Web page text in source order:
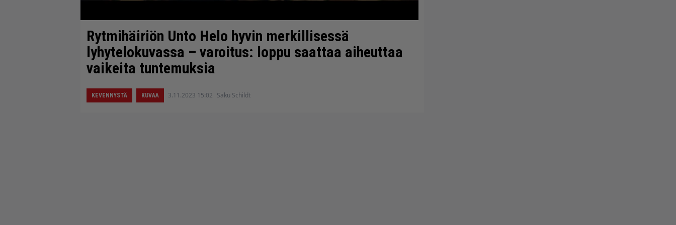
Rytmihäiriön Unto Helo hyvin merkillisessä
lyhytelokuvassa – varoitus: loppu saattaa aiheuttaa
vaikeita tuntemuksia
KEVENNYSTÄ KUVAA 3.11.2023 15:02 Saku Schildt